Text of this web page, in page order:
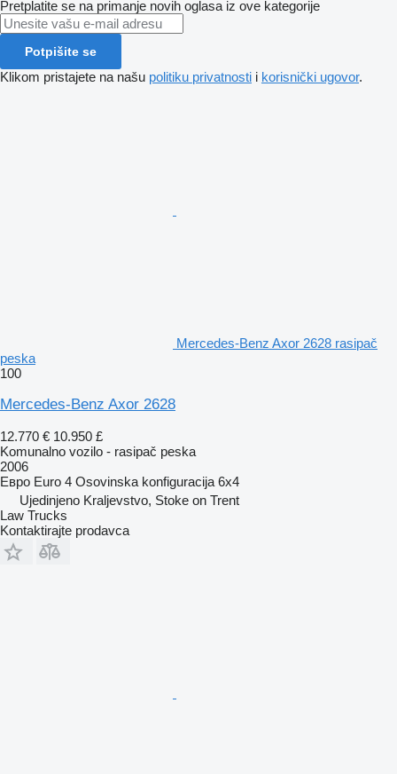
Pretplatite se na primanje novih oglasa iz ove kategorije
Potpišite se
Klikom pristajete na našu politiku privatnosti i korisnički ugovor.
Mercedes-Benz Axor 2628 rasipač
peska
100
Mercedes-Benz Axor 2628
12.770 € 10.950 £
Komunalno vozilo - rasipač peska
2006
Евро Euro 4 Osovinska konfiguracija 6x4
Ujedinjeno Kraljevstvo, Stoke on Trent
Law Trucks
Kontaktirajte prodavca